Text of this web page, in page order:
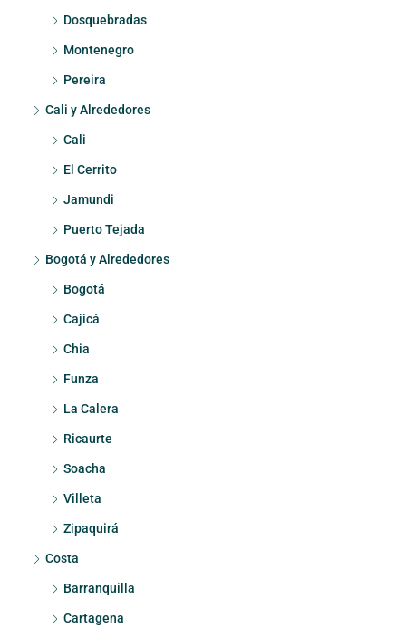
Dosquebradas
Montenegro
Pereira
Cali y Alrededores
Cali
El Cerrito
Jamundi
Puerto Tejada
Bogotá y Alrededores
Bogotá
Cajicá
Chia
Funza
La Calera
Ricaurte
Soacha
Villeta
Zipaquirá
Costa
Barranquilla
Cartagena